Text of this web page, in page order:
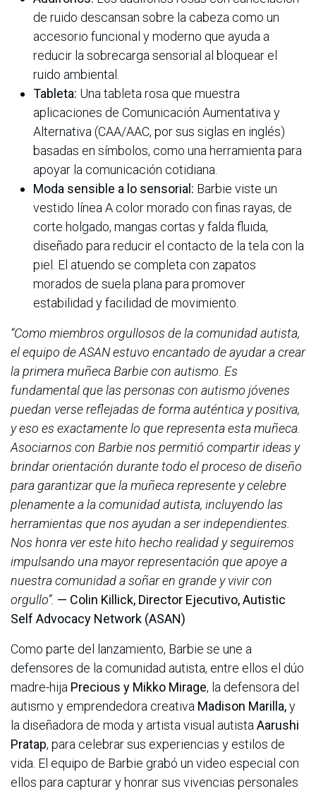
de ruido descansan sobre la cabeza como un
accesorio funcional y moderno que ayuda a
reducir la sobrecarga sensorial al bloquear el
ruido ambiental.
Tableta: Una tableta rosa que muestra
aplicaciones de Comunicación Aumentativa y
Alternativa (CAA/AAC, por sus siglas en inglés)
basadas en símbolos, como una herramienta para
apoyar la comunicación cotidiana.
Moda sensible a lo sensorial: Barbie viste un
vestido línea A color morado con finas rayas, de
corte holgado, mangas cortas y falda fluida,
diseñado para reducir el contacto de la tela con la
piel. El atuendo se completa con zapatos
morados de suela plana para promover
estabilidad y facilidad de movimiento.
“Como miembros orgullosos de la comunidad autista,
el equipo de ASAN estuvo encantado de ayudar a crear
la primera muñeca Barbie con autismo. Es
fundamental que las personas con autismo jóvenes
puedan verse reflejadas de forma auténtica y positiva,
y eso es exactamente lo que representa esta muñeca.
Asociarnos con Barbie nos permitió compartir ideas y
brindar orientación durante todo el proceso de diseño
para garantizar que la muñeca represente y celebre
plenamente a la comunidad autista, incluyendo las
herramientas que nos ayudan a ser independientes.
Nos honra ver este hito hecho realidad y seguiremos
impulsando una mayor representación que apoye a
nuestra comunidad a soñar en grande y vivir con
orgullo”. — Colin Killick, Director Ejecutivo, Autistic
Self Advocacy Network (ASAN)
Como parte del lanzamiento, Barbie se une a
defensores de la comunidad autista, entre ellos el dúo
madre-hija Precious y Mikko Mirage, la defensora del
autismo y emprendedora creativa Madison Marilla,y
la diseñadora de moda y artista visual autistaAarushi
Pratap, para celebrar sus experiencias y estilos de
vida. El equipo de Barbie grabó un video especial con
ellos para capturar y honrar sus vivencias personales